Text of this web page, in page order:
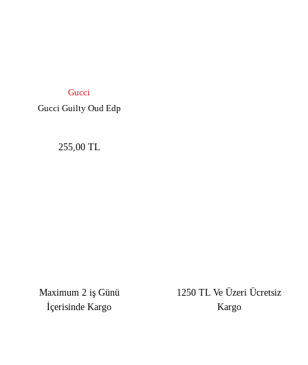
Gucci
Gucci Guilty Oud Edp
255,00 TL
Maximum 2 iş Günü
İçerisinde Kargo
1250 TL Ve Üzeri Ücretsiz
Kargo